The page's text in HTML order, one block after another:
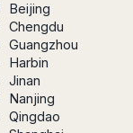
Beijing
Chengdu
Guangzhou
Harbin
Jinan
Nanjing
Qingdao